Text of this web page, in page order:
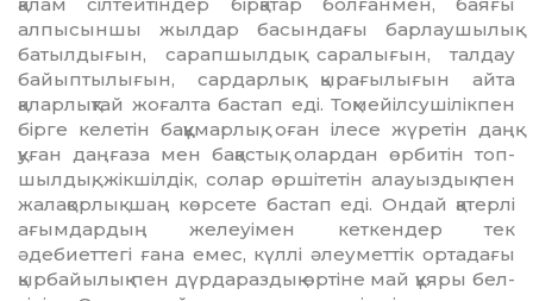
қалам сілтейтіндер бірқатар болғанмен, баяғы
алпысыншы жылдар басындағы барлаушылық
батыл­дығын, сарапшылдық саралығын, талдау
байыптылығын, сардарлық қырағылығын айта
қаларлықтай жо­ғалта бастап еді. Тоқмейілсу­шілік­пен
бірге келетін баққұмарлық, оған ілесе жүретін даңқ
қуған даңғаза мен бақастық, олардан өрбитін топ­
шыл­дық, жікшілдік, солар өршітетін алауыздық пен
жалақорлық шаң көр­сете бастап еді. Ондай қатерлі
ағым­дардың желеуімен кеткендер тек
әдебиеттегі ғана емес, күллі әлеумет­тік ортадағы
қырбайылық пен дүр­дараздық өртіне май құяры бел­